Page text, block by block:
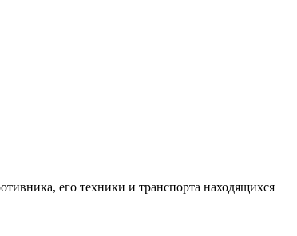
его техники и транспорта находящихся